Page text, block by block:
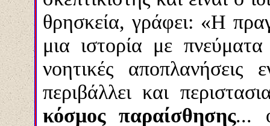
θρησκεία, γράφει: «Η
μια ιστορία με
νοητικές
περιβάλλει και
κόσμος παραίσθησης...